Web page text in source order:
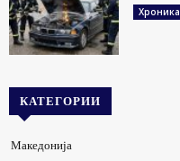
Хроника
КАТЕГОРИИ
Македонија